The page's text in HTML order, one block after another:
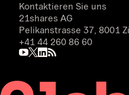
Kontaktieren Sie uns
21shares AG
Pelikanstrasse 37, 8001
+41 44 260 86 60